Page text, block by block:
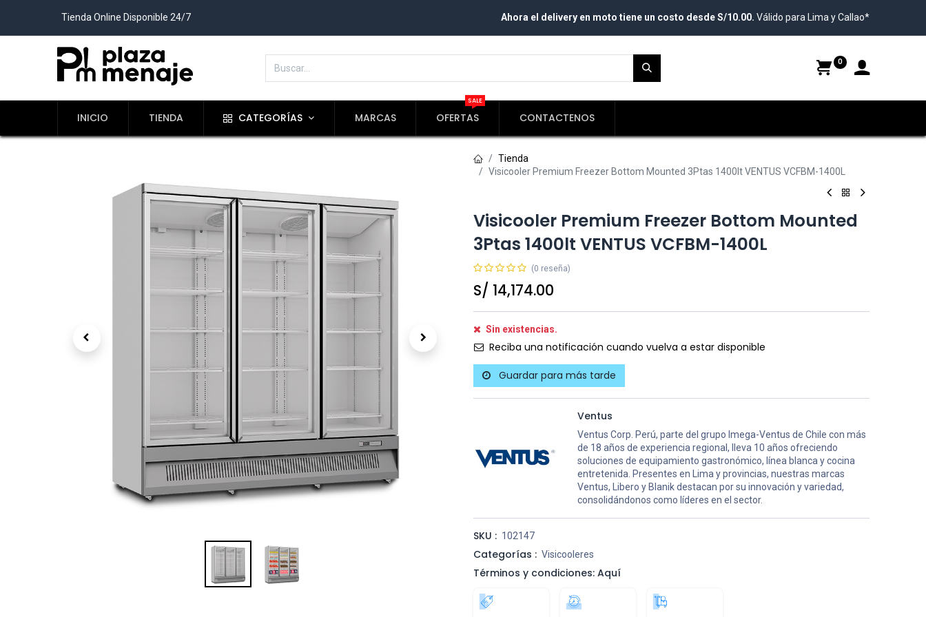
Tienda Online Disponible 24/7 Ahora el delivery en moto tiene un costo desde S/10.00. Válido para Lima y Callao*
0
INICIO TIENDA CATEGORÍAS MARCAS OFERTAS
SALE
CONTACTENOS
Tienda
Visicooler Premium Freezer Bottom Mounted 3Ptas 1400lt VENTUS VCFBM-1400L
Visicooler Premium Freezer Bottom Mounted
3Ptas 1400lt VENTUS VCFBM-1400L
(0 reseña)
S/ 14,174.00
Sin existencias.
Reciba una notificación cuando vuelva a estar disponible
Guardar para más tarde
Ventus
Ventus Corp. Perú, parte del grupo Imega-Ventus de Chile con más
de 18 años de experiencia regional, lleva 10 años ofreciendo
soluciones de equipamiento gastronómico, línea blanca y cocina
entretenida. Presentes en Lima y provincias, nuestras marcas
Ventus, Libero y Blanik destacan por su innovación y variedad,
consolidándonos como líderes en el sector.
SKU : 102147
Categorías : Visicooleres
Términos y condiciones: Aquí